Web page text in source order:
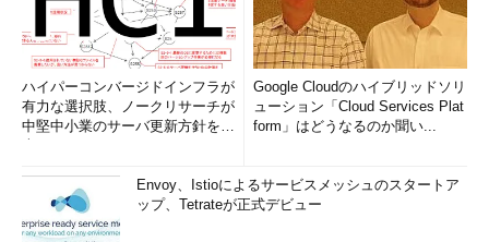
ハイパーコンバージドインフラが
有力な選択肢、ノークリサーチが
中堅中小業のサーバ更新方針を調
Google Cloudのハイブリッドソリ
ューション「Cloud Services Plat
form」はどうなるのか聞い...
Envoy、Istioによるサービスメッシュのスタートア
ップ、Tetrateが正式デビュー